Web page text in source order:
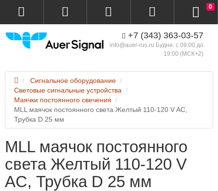
+7 (343) 363-03-57
info@auer-rus.ru Будни: с 09:00 до
19:00 (МСК+2)
0
Сигнальное оборудование
Световые сигнальные устройства
Маячки постоянного свечения
MLL маячок постоянного света Желтый 110-120 V AC,
Трубка D 25 мм
MLL маячок постоянного
света Желтый 110-120 V
AC, Трубка D 25 мм